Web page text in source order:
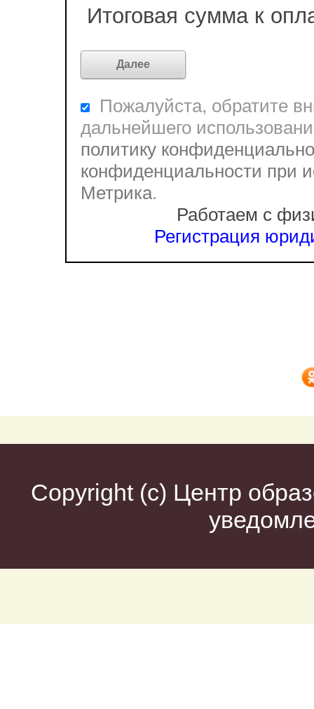
Итоговая сумма к
Пожалуйста, обратите
дальнейшего
политику
конфиденциальности при
Метрика.
Работаем с
Регистрация
Copyright (c) Центр